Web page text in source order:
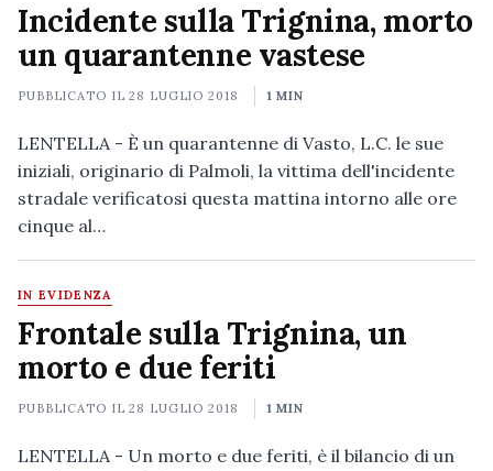
Incidente sulla Trignina, morto
un quarantenne vastese
PUBBLICATO IL28 LUGLIO 2018 1 MIN
LENTELLA - È un quarantenne di Vasto, L.C. le sue
iniziali, originario di Palmoli, la vittima dell'incidente
stradale verificatosi questa mattina intorno alle ore
cinque al…
IN EVIDENZA
Frontale sulla Trignina, un
morto e due feriti
PUBBLICATO IL28 LUGLIO 2018 1 MIN
LENTELLA - Un morto e due feriti, è il bilancio di un